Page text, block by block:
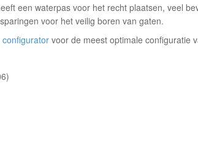
een waterpas voor het recht plaatsen, veel
voor het veilig boren van gaten.
configurator voor de meest optimale configuratie